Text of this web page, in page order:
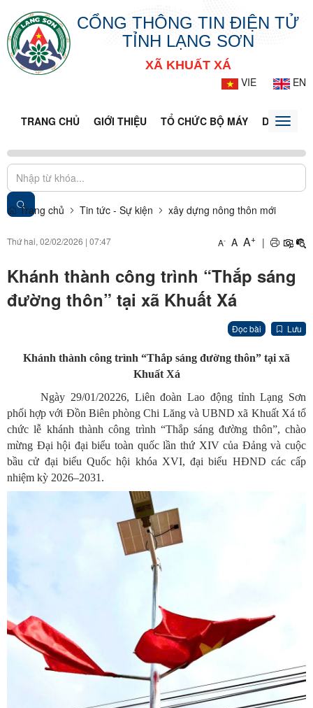
CỔNG THÔNG TIN ĐIỆN TỬ
TỈNH LẠNG SƠN
XÃ KHUẤT XÁ
VIE
EN
TRANG CHỦ GIỚI THIỆU TỔ CHỨC BỘ MÁY DOANH
Toggle
Trang chủ Tin tức - Sự kiện xây dựng nông thôn mới
Thứ hai, 02/02/2026 | 07:47 A- A A+ |
Khánh thành công trình “Thắp sáng
đường thôn” tại xã Khuất Xá
Đọc bài Lưu
Khánh thành công trình “Thắp sáng đường thôn” tại xã
Khuất Xá
Ngày 29/01/20226, Liên đoàn Lao động tỉnh Lạng Sơn
phối hợp với Đồn Biên phòng Chi Lăng và UBND xã Khuất Xá tổ
chức lễ khánh thành công trình “Thắp sáng đường thôn”, chào
mừng Đại hội đại biểu toàn quốc lần thứ XIV của Đảng và cuộc
bầu cử đại biểu Quốc hội khóa XVI, đại biểu HĐND các cấp
nhiệm kỳ 2026–2031.